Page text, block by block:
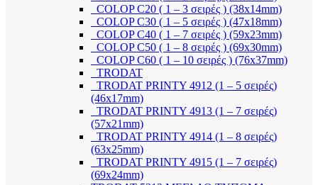
COLOP C20 ( 1 – 3 σειρές ) (38x14mm)
COLOP C30 ( 1 – 5 σειρές ) (47x18mm)
COLOP C40 ( 1 – 7 σειρές ) (59x23mm)
COLOP C50 ( 1 – 8 σειρές ) (69x30mm)
COLOP C60 ( 1 – 10 σειρές ) (76x37mm)
TRODAT
TRODAT PRINTY 4912 (1 – 5 σειρές)
(46x17mm)
TRODAT PRINTY 4913 (1 – 7 σειρές)
(57x21mm)
TRODAT PRINTY 4914 (1 – 8 σειρές)
(63x25mm)
TRODAT PRINTY 4915 (1 – 7 σειρές)
(69x24mm)